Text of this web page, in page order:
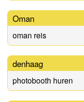
Oman
oman reis
denhaag
photobooth huren